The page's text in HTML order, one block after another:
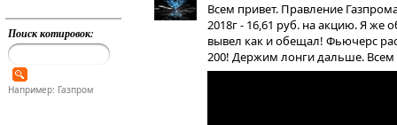
Поиск котировок:
Например: Газпром
Всем привет. Правление
2018г - 16,61 руб. на акцию. Я же
вывел как и обещал! Фьючерс
200! Держим лонги дальше.